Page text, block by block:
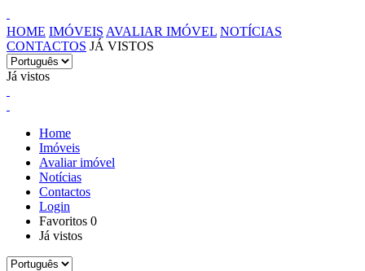
HOME IMÓVEIS AVALIAR IMÓVEL NOTÍCIAS
CONTACTOS JÁ VISTOS
Já vistos
Home
Imóveis
Avaliar imóvel
Notícias
Contactos
Login
Favoritos 0
Já vistos